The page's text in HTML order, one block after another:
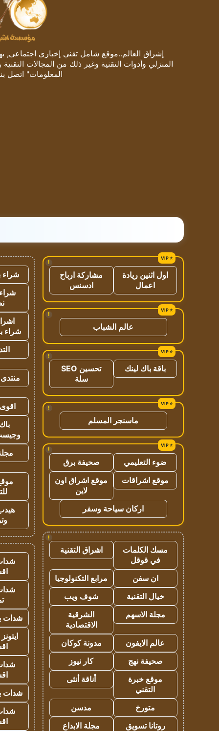
إشراق العالم..موقع شامل تقني إخباري اجتماعي,
المنزلي وأدوات التقنية وغير ذلك من المجالات
المعلومات" اتصل
!
اول اثنين ريادة
اعمال
مشاركة ارباح
ادسنس
!
عالم الشباب
!
باقة باك لينك
تحسين SEO
سلة
!
ماسنجر المسلم
!
ضوء التعليمي
صحيفة برق
موقع اشراقات
موقع اشراق اون
لاين
اركان سياحة وسفر
!
مسك الكلمات
في قوقل
اشراق التقنية
ان سفن
مرابع التكنولوجيا
خيال التقنية
شوف ويب
مجلة الاسهم
الشرقية
الاقتصادية
عالم الايفون
مدونة كوكان
صحيفة نهج
كار نيوز
موقع خبرة
التقني
أناقة أنثى
متورخ
مدسن
روتانا تسويق
مجلة الابداع
شراء
شراء
شدات
شدات